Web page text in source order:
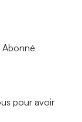
Abonné
pour avoir